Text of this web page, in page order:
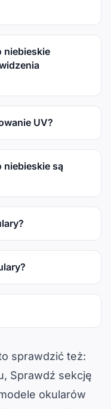
niebieskie
UV?
niebieskie są
sprawdzić też:
, Sprawdź sekcję
okularów